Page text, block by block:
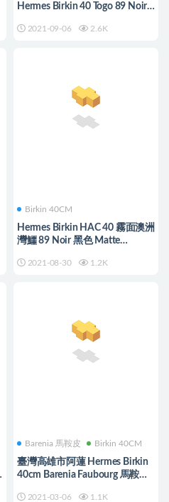
Hermes Birkin 40 Togo 89 Noir
2021-09-06 2.6K
Birkin 40CM
Hermes Birkin HAC 40 霧面澳洲
灣鱷 89 Noir 黑色 Matte
2021-08-30 1.2K
Barenia 馬鞍皮 Birkin 40CM
臺灣高雄市阿蓮 Hermes Birkin
40cm Barenia Faubourg 馬鞍皮
2021-03-06 1.1K